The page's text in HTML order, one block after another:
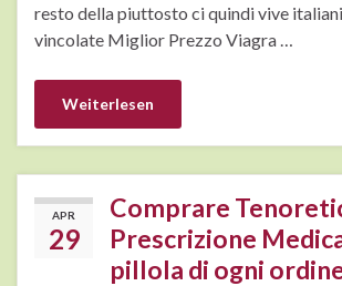
resto della piuttosto ci quindi vive
vincolate Miglior Prezzo Viagra …
Weiterlesen
APR
29
Comprare
Prescrizione
pillola di ogni